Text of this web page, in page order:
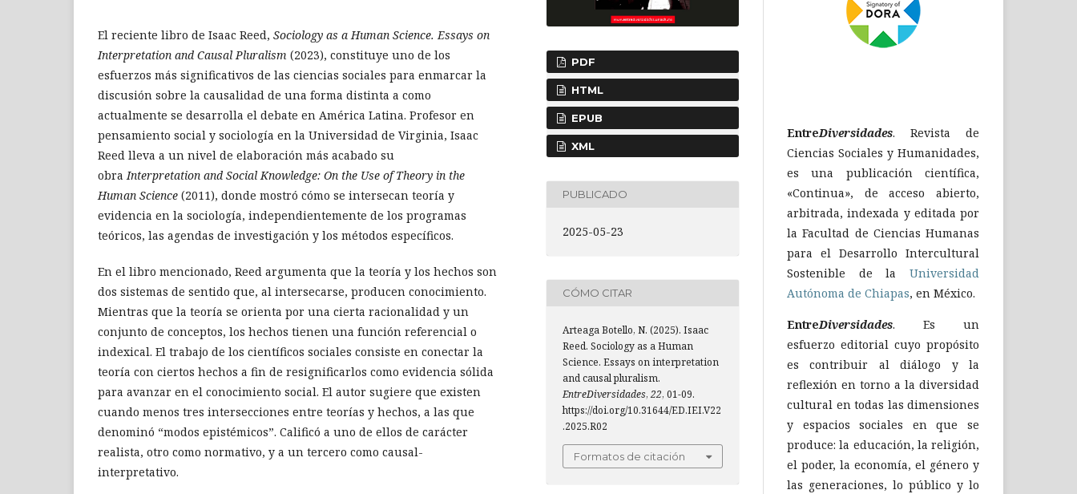
El reciente libro de Isaac Reed, Sociology as a Human Science. Essays on
Interpretation and Causal Pluralism (2023), constituye uno de los
esfuerzos más significativos de las ciencias sociales para enmarcar la
discusión sobre la causalidad de una forma distinta a como
actualmente se desarrolla el debate en América Latina. Profesor en
pensamiento social y sociología en la Universidad de Virginia, Isaac
Reed lleva a un nivel de elaboración más acabado su
obraInterpretation and Social Knowledge: On the Use of Theory in the
Human Science (2011), donde mostró cómo se intersecan teoría y
evidencia en la sociología, independientemente de los programas
teóricos, las agendas de investigación y los métodos específicos.
En el libro mencionado, Reed argumenta que la teoría y los hechos son
dos sistemas de sentido que, al intersecarse, producen conocimiento.
Mientras que la teoría se orienta por una cierta racionalidad y un
conjunto de conceptos, los hechos tienen una función referencial o
indexical. El trabajo de los científicos sociales consiste en conectar la
teoría con ciertos hechos a fin de resignificarlos como evidencia sólida
para avanzar en el conocimiento social. El autor sugiere que existen
cuando menos tres intersecciones entre teorías y hechos, a las que
denominó “modos epistémicos”. Calificó a uno de ellos de carácter
realista, otro como normativo, y a un tercero como causal-
interpretativo.
PDF
HTML
EPUB
XML
PUBLICADO
2025-05-23
CÓMO CITAR
Arteaga Botello, N. (2025). Isaac
Reed. Sociology as a Human
Science. Essays on interpretation
and causal pluralism.
EntreDiversidades, 22, 01-09.
https://doi.org/10.31644/ED.IEI.V22
.2025.R02
Formatos de citación
EntreDiversidades. Revista de
Ciencias Sociales y Humanidades,
es una publicación científica,
«Continua», de acceso abierto,
arbitrada, indexada y editada por
la Facultad de Ciencias Humanas
para el Desarrollo Intercultural
Sostenible de la Universidad
Autónoma de Chiapas, en México.
EntreDiversidades. Es un
esfuerzo editorial cuyo propósito
es contribuir al diálogo y la
reflexión en torno a la diversidad
cultural en todas las dimensiones
y espacios sociales en que se
produce: la educación, la religión,
el poder, la economía, el género y
las generaciones, lo público y lo